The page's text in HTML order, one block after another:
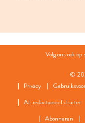
Volg ons ook
©
Privacy
AI: redactioneel charter
Abonneren